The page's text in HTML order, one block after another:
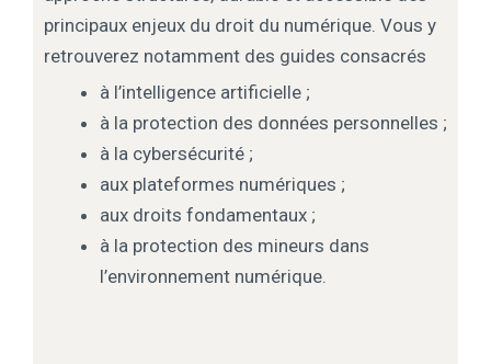
principaux enjeux du droit du numérique. Vous y
retrouverez notamment des guides consacrés
à l’intelligence artificielle ;
à la protection des données personnelles ;
à la cybersécurité ;
aux plateformes numériques ;
aux droits fondamentaux ;
à la protection des mineurs dans
l’environnement numérique.